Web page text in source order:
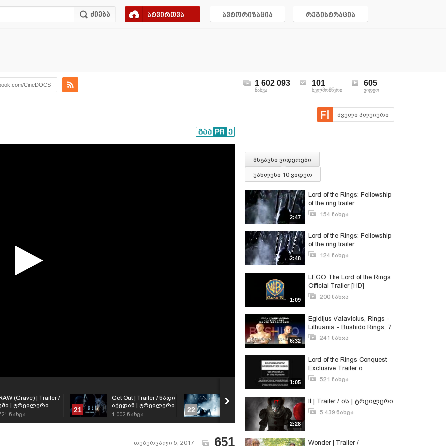
ატვირთვა ავტორიზაცია რეგისტრაცია
CineDOCS 1 602 093
ნახვა
101
ხელმომწერი
605
ვიდეო
ძველი პლეიერი
(Grave) | Trailer /
| ტრეილერი
ნახვა
21
Get Out | Trailer / წადი
აქედან | ტრეილერი
1 002 ნახვა
22
Rings | Trailer /
ზარები | ტრეილერი
თებერვალი 5, 2017 651
მსგავსი ვიდეოები
უახლესი 10 ვიდეო
2:47
Lord of the Rings: Fellowship
of the ring trailer
154 ნახვა
2:48
Lord of the Rings: Fellowship
of the ring trailer
124 ნახვა
1:09
LEGO The Lord of the Rings
Official Trailer [HD]
200 ნახვა
6:32
Egidijus Valavicius, Rings -
Lithuania - Bushido Rings, 7
05.04.2003
241 ნახვა
1:05
Lord of the Rings Conquest
Exclusive Trailer ი
უდზლიეესი იგრააა და
ინანებთ
521 ნახვა
2:28
It | Trailer / ის | ტრეილერი
5 439 ნახვა
Wonder | Trailer /